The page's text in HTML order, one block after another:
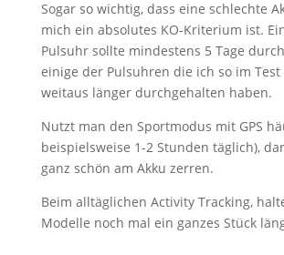
Sogar so wichtig, dass eine schlechte
mich ein absolutes KO-Kriterium ist.
Pulsuhr sollte mindestens 5 Tage
einige der Pulsuhren die ich so im Test
weitaus länger durchgehalten haben.
Nutzt man den Sportmodus mit GPS
beispielsweise 1-2 Stunden täglich),
ganz schön am Akku zerren.
Beim alltäglichen Activity Tracking,
Modelle noch mal ein ganzes Stück